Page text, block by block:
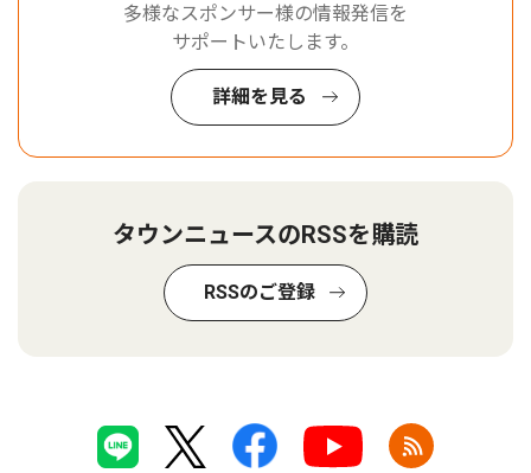
多様なスポンサー様の情報発信を
サポートいたします。
詳細を見る
タウンニュースのRSSを購読
RSSのご登録